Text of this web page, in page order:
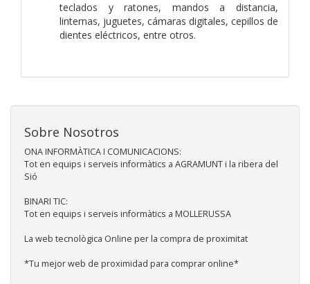
teclados y ratones, mandos a distancia,
linternas, juguetes, cámaras digitales, cepillos de
dientes eléctricos, entre otros.
Sobre Nosotros
ONA INFORMÀTICA I COMUNICACIONS:
Tot en equips i serveis informàtics a AGRAMUNT i la ribera del
Sió
BINARI TIC:
Tot en equips i serveis informàtics a MOLLERUSSA
La web tecnològica Online per la compra de proximitat
*Tu mejor web de proximidad para comprar online*